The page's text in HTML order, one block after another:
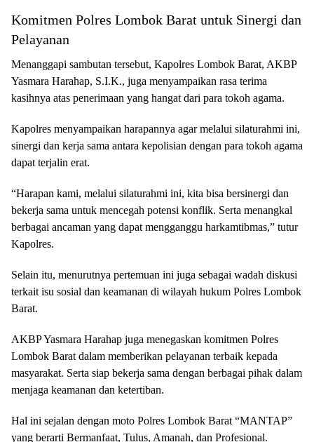
Komitmen Polres Lombok Barat untuk Sinergi dan
Pelayanan
Menanggapi sambutan tersebut, Kapolres Lombok Barat, AKBP
Yasmara Harahap, S.I.K., juga menyampaikan rasa terima
kasihnya atas penerimaan yang hangat dari para tokoh agama.
Kapolres menyampaikan harapannya agar melalui silaturahmi ini,
sinergi dan kerja sama antara kepolisian dengan para tokoh agama
dapat terjalin erat.
“Harapan kami, melalui silaturahmi ini, kita bisa bersinergi dan
bekerja sama untuk mencegah potensi konflik. Serta menangkal
berbagai ancaman yang dapat mengganggu harkamtibmas,” tutur
Kapolres.
Selain itu, menurutnya pertemuan ini juga sebagai wadah diskusi
terkait isu sosial dan keamanan di wilayah hukum Polres Lombok
Barat.
AKBP Yasmara Harahap juga menegaskan komitmen Polres
Lombok Barat dalam memberikan pelayanan terbaik kepada
masyarakat. Serta siap bekerja sama dengan berbagai pihak dalam
menjaga keamanan dan ketertiban.
Hal ini sejalan dengan moto Polres Lombok Barat “MANTAP”
yang berarti Bermanfaat, Tulus, Amanah, dan Profesional.